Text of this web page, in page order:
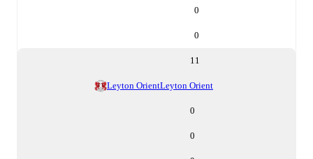
0
0
11
Leyton OrientLeyton Orient
0
0